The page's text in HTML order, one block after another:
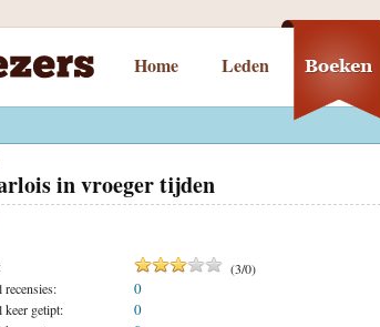
Home Leden
in vroeger tijden
(3/0)
recensies:
0
keer getipt: 0